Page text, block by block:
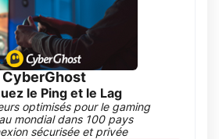
CyberGhost
le Ping et le Lag
optimisés pour le gaming
mondial dans 100 pays
sécurisée et privée